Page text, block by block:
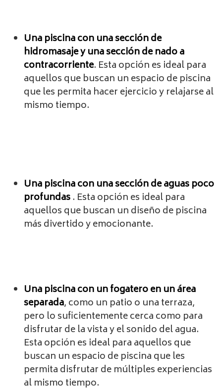
Una piscina con una sección de
hidromasaje y una sección de nado a
contracorriente. Esta opción es ideal para
aquellos que buscan un espacio de piscina
que les permita hacer ejercicio y relajarse al
mismo tiempo.
Una piscina con una sección de aguas poco
profundas. Esta opción es ideal para
aquellos que buscan un diseño de piscina
más divertido y emocionante.
Una piscina con un fogatero en un área
separada, como un patio o una terraza,
pero lo suficientemente cerca como para
disfrutar de la vista y el sonido del agua.
Esta opción es ideal para aquellos que
buscan un espacio de piscina que les
permita disfrutar de múltiples experiencias
al mismo tiempo.